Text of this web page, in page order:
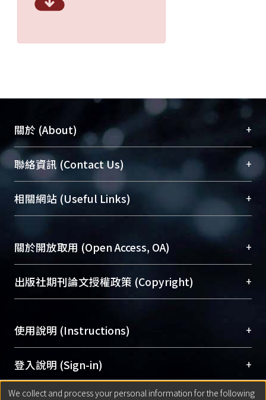
關於 (About) +
臺大位居世界頂尖大學之列，為永久珍藏及向國際
展現本校豐碩的研究成果及學術能量，圖書館整合
機構典藏（NTUR）與學術庫（AH）不同功能平
台，成為臺大學術典藏NTU scholars。期能整合研
成果。
To permanently archive and promote researcher
profiles and scholarly works, Library integrates the
services of “NTU Repository” with “Academic
聯絡資訊 (Contact Us) +
總館學科館員(Main Library)
醫學圖書館學科館員(Medical Library)
Sciences Library)
相關網站 (Useful Links) +
關於開放取用 (Open Access, OA) +
開放取用是從使用者角度提升資訊取用性的社會運
動，應用在學術研究上是透過將研究著作公開供使
用逐年攀升。同時可加速研究發展、提升研究影響
Archive）平台。 （點選深入了解OA）
出版社期刊論文授權政策 (Copyright) +
含部分內容的版權非匯入者所有，或由第三方贊
助與合作完成，請確認該版權所有者及第三方同
意提供此授權。
Please represent that the submission is your
original work, and that you have the right to
使用說明 (Instructions) +
網站簡介(Quickstart Guide)
使用手冊(Instruction Manual)
線上預約服務(Booking Service)
登入說明 (Sign-in) +
We collect and process your personal information for the following